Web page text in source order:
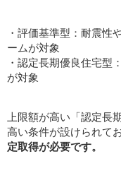
・評価基準型：耐震性
ームが対象
・認定長期優良住宅型
が対象
上限額が高い「認定長
高い条件が設けられてお
定取得が必要です。